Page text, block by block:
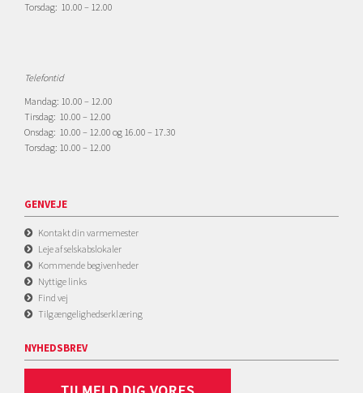
Torsdag: 10.00 – 12.00
Telefontid
Mandag: 10.00 – 12.00
Tirsdag: 10.00 – 12.00
Onsdag: 10.00 – 12.00 og 16.00 – 17.30
Torsdag: 10.00 – 12.00
GENVEJE
Kontakt din varmemester
Leje af selskabslokaler
Kommende begivenheder
Nyttige links
Find vej
Tilgængelighedserklæring
NYHEDSBREV